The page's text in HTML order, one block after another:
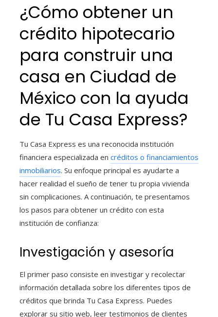
¿Cómo obtener un
crédito hipotecario
para construir una
casa en Ciudad de
México con la ayuda
de Tu Casa Express?
Tu Casa Express es una reconocida institución
financiera especializada en créditos o financiamientos
inmobiliarios. Su enfoque principal es ayudarte a
hacer realidad el sueño de tener tu propia vivienda
sin complicaciones. A continuación, te presentamos
los pasos para obtener un crédito con esta
institución de confianza:
Investigación y asesoría
El primer paso consiste en investigar y recolectar
información detallada sobre los diferentes tipos de
créditos que brinda Tu Casa Express. Puedes
explorar su sitio web, leer testimonios de clientes